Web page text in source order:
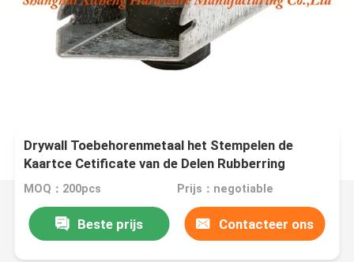
Drywall Toebehorenmetaal het Stempelen de
Kaartce Cetificate van de Delen Rubberring
MOQ：200pcs Prijs：negotiable
Beste prijs Contacteer ons